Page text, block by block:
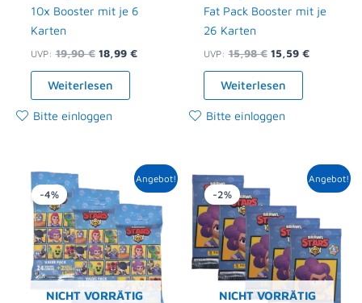
10x Booster mit je 6
Karten
UVP: 19,90€ 18,99 €
Weiterlesen
Bitte einloggen
Fat Pack Booster mit je
26 Karten
UVP: 15,98€ 15,59 €
Weiterlesen
Bitte einloggen
Angebot!
NICHT VORRÄTIG
-4%
Ursprünglicher
Preis
war:
23,97 €
Aktueller
Preis
ist:
22,99 €.
Angebot!
NICHT VORRÄTIG
-2%
Ursprünglicher
Preis
war:
9,95 €
Aktueller
Preis
9,75 €.